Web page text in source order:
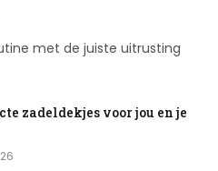
met de juiste uitrusting
zadeldekjes voor jou en je